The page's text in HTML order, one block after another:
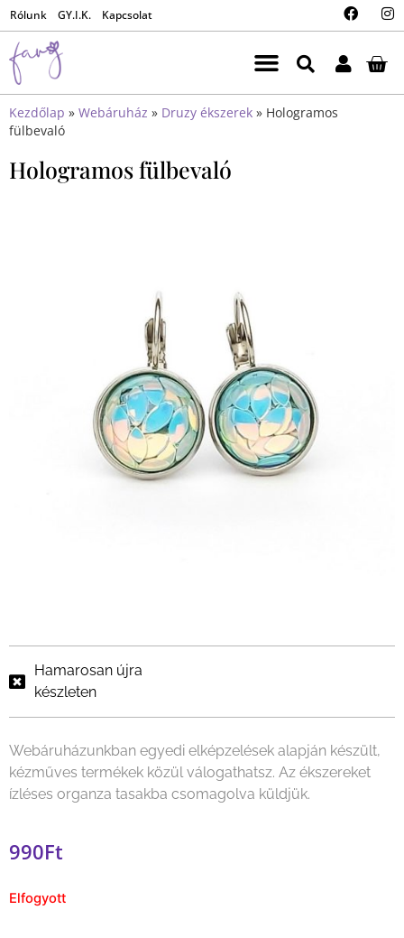
Rólunk GY.I.K. Kapcsolat
Kezdőlap » Webáruház » Druzy ékszerek » Hologramos
fülbevaló
Hologramos fülbevaló
Hamarosan újra
készleten
Webáruházunkban egyedi elképzelések alapján készült,
kézműves termékek közül válogathatsz. Az ékszereket
ízléses organza tasakba csomagolva küldjük.
990Ft
Elfogyott